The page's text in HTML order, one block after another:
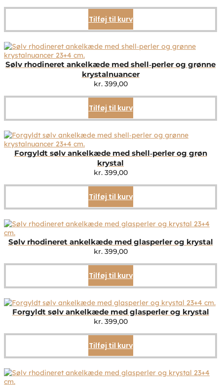
Tilføj til kurv
Sølv rhodineret ankelkæde med shell‑perler og grønne
krystalnuancer
kr.399,00
Tilføj til kurv
Forgyldt sølv ankelkæde med shell‑perler og grøn
krystal
kr.399,00
Tilføj til kurv
Sølv rhodineret ankelkæde med glasperler og krystal
kr.399,00
Tilføj til kurv
Forgyldt sølv ankelkæde med glasperler og krystal
kr.399,00
Tilføj til kurv